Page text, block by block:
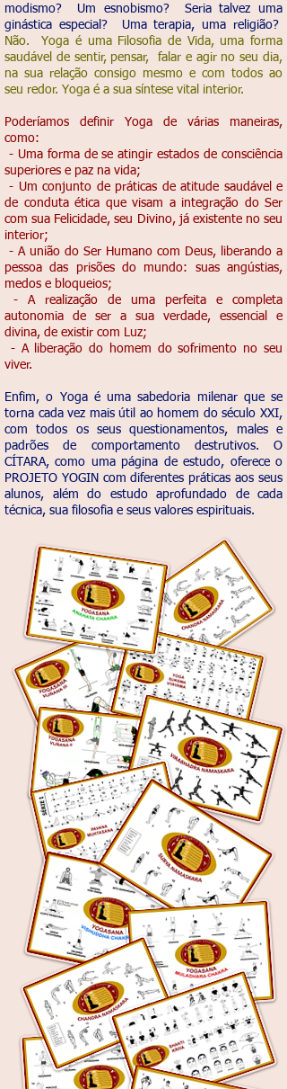
modismo? Um esnobismo? Seria talvez uma
ginástica especial? Uma terapia, uma religião?
Não. Yoga é uma Filosofia de Vida, uma forma
saudável de sentir, pensar, falar e agir no seu dia,
na sua relação consigo mesmo e com todos ao
seu redor. Yoga é a sua síntese vital interior.
Poderíamos definir Yoga de várias maneiras,
como:
- Uma forma de se atingir estados de consciência
superiores e paz na vida;
- Um conjunto de práticas de atitude saudável e
de conduta ética que visam a integração do Ser
com sua Felicidade, seu Divino, já existente no seu
interior;
- A união do Ser Humano com Deus, liberando a
pessoa das prisões do mundo: suas angústias,
medos e bloqueios;
- A realização de uma perfeita e completa
autonomia de ser a sua verdade, essencial e
divina, de existir com Luz;
- A liberação do homem do sofrimento no seu
viver.
Enfim, o Yoga é uma sabedoria milenar que se
torna cada vez mais útil ao homem do século XXI,
com todos os seus questionamentos, males e
padrões de comportamento destrutivos. O
CÍTARA, como uma página de estudo, oferece o
PROJETO YOGIN com diferentes práticas aos seus
alunos, além do estudo aprofundado de cada
técnica, sua filosofia e seus valores espirituais.